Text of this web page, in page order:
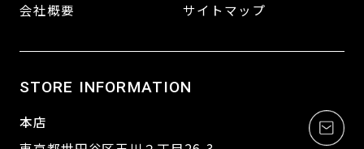
会社概要
サイトマップ
STORE INFORMATION
本店